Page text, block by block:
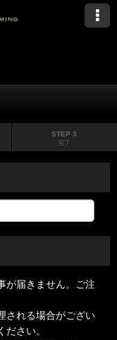
STEP 3
完了
が届きません。ご注
される場合がござい
さい。